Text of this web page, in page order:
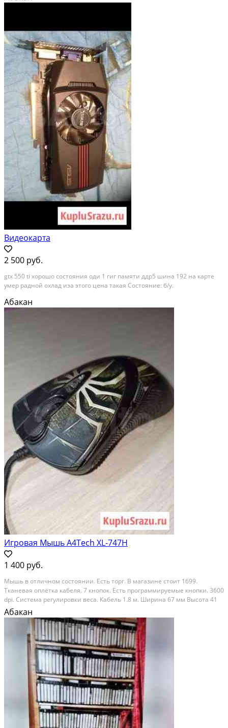
Видеокарта
2 500 руб.
gtx 550 ti хорошо состояния оди 1 гиг памяти ддр5 шина 192 на карте
умер радной охлад иза этого цена такая Состояние: б/у.
Абакан
Игровая Мышь A4Tech XL-747H
1 400 руб.
Мышь в отличном состоянии. Есть торг. В магазине стоит 1699.
Тканевая оплётка кабеля. 7 кнопок. Есть программируемые кнопки. 3600
dpi. Система регулировки веса. Кабель 1.8 м. Ширина 67 мм Высота 41
мм Длина 125 мм Вес 148 г Состояние: б/у.
Абакан